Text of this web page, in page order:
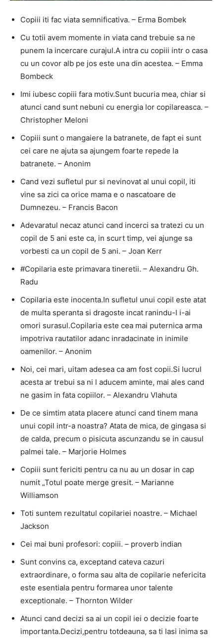
Copiii iti fac viata semnificativa. – Erma Bombek
Cu totii avem momente in viata cand trebuie sa ne
punem la incercare curajul.A intra cu copiii intr o casa
cu un covor alb pe jos este una din acestea. – Emma
Bombeck
Imi iubesc copiii fara motiv.Sunt bucuria mea, chiar si
atunci cand sunt nebuni cu energia lor copilareasca. –
Christopher Meloni
Copiii sunt o mangaiere la batranete, de fapt ei sunt
cei care ne ajuta sa ajungem foarte repede la
batranete. – Anonim
Cand vezi sufletul pur si nevinovat al unui copil, iti
vine sa zici ca orice mama e o nascatoare de
Dumnezeu. – Francis Bacon
Adevaratul necaz atunci cand incerci sa tratezi cu un
copil de 5 ani este ca, in scurt timp, vei ajunge sa
vorbesti ca un copil de 5 ani. – Joan Kerr
#Copilaria este primavara tineretii. – Alexandru Gh.
Radu
Copilaria este inocenta.In sufletul unui copil este atat
de multa speranta si dragoste incat ranindu-l i-ai
omori surasul.Copilaria este cea mai puternica arma
impotriva rautatilor adanc inradacinate in inimile
oamenilor. – Anonim
Noi, cei mari, uitam adesea ca am fost copii.Si lucrul
acesta ar trebui sa ni l aducem aminte, mai ales cand
ne gasim in fata copiilor. – Alexandru Vlahuta
De ce simtim atata placere atunci cand tinem mana
unui copil intr-a noastra? Atata de mica, de gingasa si
de calda, precum o pisicuta ascunzandu se in causul
palmei tale. – Marjorie Holmes
Copiii sunt fericiti pentru ca nu au un dosar in cap
numit „Totul poate merge gresit. – Marianne
Williamson
Toti suntem rezultatul copilariei noastre. – Michael
Jackson
Cei mai buni profesori: copiii. – proverb indian
Sunt convins ca, exceptand cateva cazuri
extraordinare, o forma sau alta de copilarie nefericita
este esentiala pentru formarea unor talente
exceptionale. – Thornton Wilder
Atunci cand decizi sa ai un copil iei o decizie foarte
importanta.Decizi,pentru totdeauna, sa ti lasi inima sa